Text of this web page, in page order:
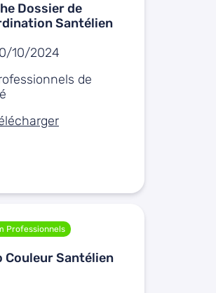
Dossier de
Santélien
10/2024
de
Professionnels
Couleur Santélien